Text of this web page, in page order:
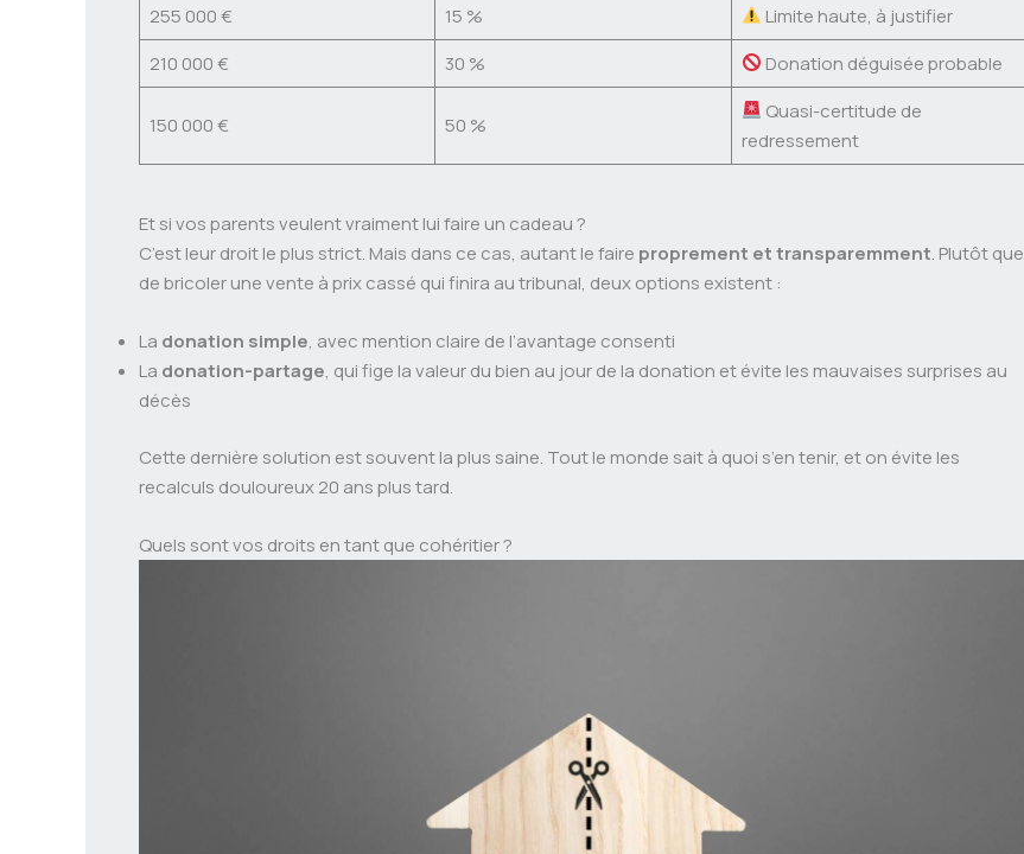
255 000 €
15 %
Limite haute, à justifier
210 000 €
30 % Donation déguisée probable
150 000 € 50 %
Quasi-certitude de
redressement
Et si vos parents veulent vraiment lui faire un cadeau ?
C’est leur droit le plus strict. Mais dans ce cas, autant le faire proprement et transparemment. Plutôt que
de bricoler une vente à prix cassé qui finira au tribunal, deux options existent :
La donation simple, avec mention claire de l’avantage consenti
La donation-partage, qui fige la valeur du bien au jour de la donation et évite les mauvaises surprises au
décès
Cette dernière solution est souvent la plus saine. Tout le monde sait à quoi s’en tenir, et on évite les
recalculs douloureux 20 ans plus tard.
Quels sont vos droits en tant que cohéritier ?